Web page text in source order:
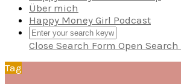
Über mich
Happy Money Girl Podcast
Close Search Form Open Search
Tag